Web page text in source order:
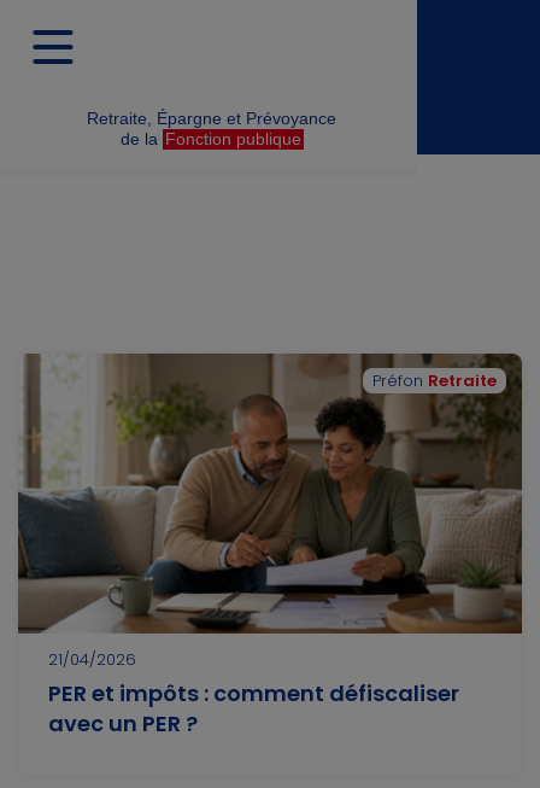
Retraite, Épargne et Prévoyance
de la Fonction publique
Filtres
Préfon Retraite
21/04/2026
PER et impôts : comment défiscaliser
avec un PER ?